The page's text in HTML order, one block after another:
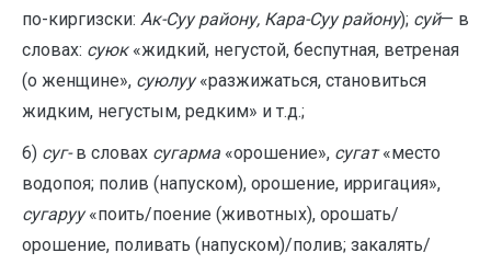
по-киргизски: Ак-Суу району, Кара-Суу району); суй— в
словах: суюк«жидкий, негустой, беспутная, ветреная
(о женщине», суюлуу«разжижаться, становиться
жидким, негустым, редким» и т.д.;
6) суг-в словах сугарма «орошение», сугат«место
водопоя; полив (напуском), орошение, ирригация»,
сугаруу«поить/поение (животных), орошать/
орошение, поливать (напуском)/полив; закалять/